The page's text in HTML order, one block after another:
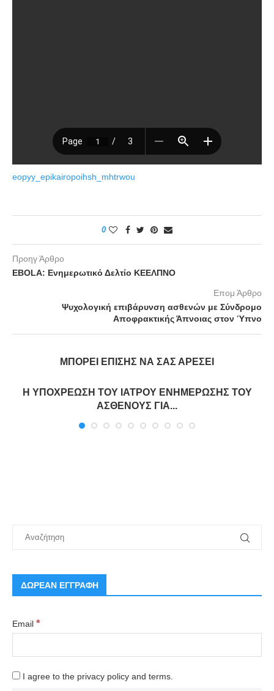
eopyy_epikairopoihsh_mhtrwou
0
Προηγ Άρθρο
EBOLA: Ενημερωτικό Δελτίο ΚΕΕΛΠΝΟ
Επομ Άρθρο
Ψυχολογική επιβάρυνση ασθενών με Σύνδρομο
Αποφρακτικής Άπνοιας στον Ύπνο
ΜΠΟΡΕΊ ΕΠΊΣΗΣ ΝΑ ΣΑΣ ΑΡΈΣΕΙ
Η ΥΠΟΧΡΕΩΣΗ ΤΟΥ ΙΑΤΡΟΥ ΕΝΗΜΕΡΩΣΗΣ ΤΟΥ
ΑΣΘΕΝΟΥΣ ΓΙΑ...
ΔΩΡΕΑΝ ΕΓΓΡΑΦΗ
Email *
I agree to the privacy policy and terms.